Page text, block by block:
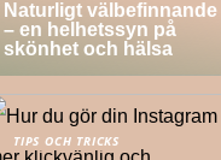
Naturligt välbefinnande
– en helhetssyn på
skönhet och hälsa
TIPS OCH TRICKS